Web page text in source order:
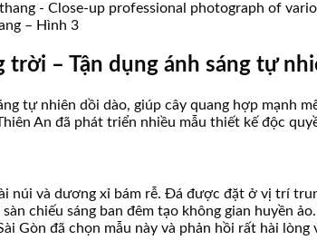
– Hình 3
– Tận dụng ánh sáng tự
tự nhiên dồi dào, giúp cây quang hợp mạnh
An đã phát triển nhiều mẫu thiết kế độc
núi và dương xỉ bám rễ. Đá được đặt ở vị trí
chiếu sáng ban đêm tạo không gian huyền
Gòn đã chọn mẫu này và phản hồi rất hài lòng